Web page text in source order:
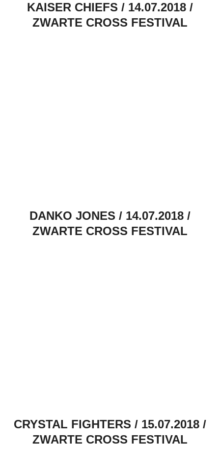
KAISER CHIEFS / 14.07.2018 /
ZWARTE CROSS FESTIVAL
DANKO JONES / 14.07.2018 /
ZWARTE CROSS FESTIVAL
CRYSTAL FIGHTERS / 15.07.2018 /
ZWARTE CROSS FESTIVAL